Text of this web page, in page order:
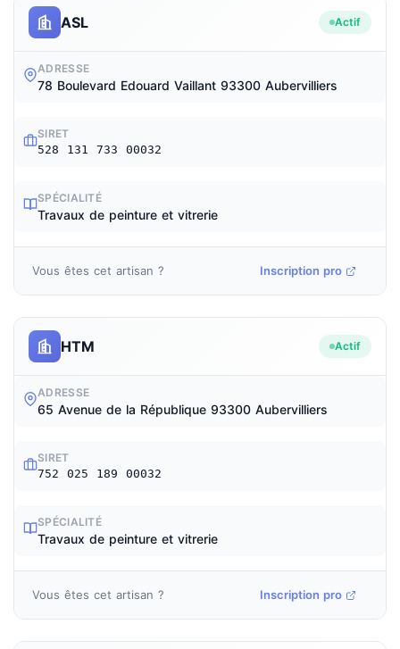
ASL Actif
ADRESSE
78 Boulevard Edouard Vaillant 93300 Aubervilliers
SIRET
528 131 733 00032
SPÉCIALITÉ
Travaux de peinture et vitrerie
Vous êtes cet artisan ? Inscription pro
HTM Actif
ADRESSE
65 Avenue de la République 93300 Aubervilliers
SIRET
752 025 189 00032
SPÉCIALITÉ
Travaux de peinture et vitrerie
Vous êtes cet artisan ? Inscription pro